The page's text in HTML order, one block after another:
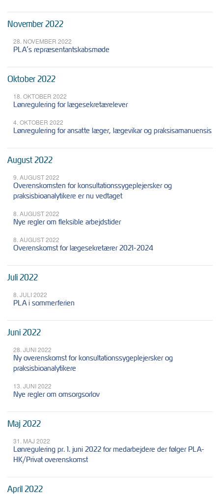
November 2022
28. NOVEMBER 2022
PLA’s repræsentantskabsmøde
Oktober 2022
18. OKTOBER 2022
Lønregulering for lægesekretærelever
4. OKTOBER 2022
Lønregulering for ansatte læger, lægevikar og praksisamanuensis
August 2022
9. AUGUST 2022
Overenskomsten for konsultationssygeplejersker og
praksisbioanalytikere er nu vedtaget
8. AUGUST 2022
Nye regler om fleksible arbejdstider
8. AUGUST 2022
Overenskomst for lægesekretærer 2021-2024
Juli 2022
8. JULI 2022
PLA i sommerferien
Juni 2022
28. JUNI 2022
Ny overenskomst for konsultationssygeplejersker og
praksisbioanalytikere
13. JUNI 2022
Nye regler om omsorgsorlov
Maj 2022
31. MAJ 2022
Lønregulering pr. 1. juni 2022 for medarbejdere der følger PLA-
HK/Privat overenskomst
April 2022